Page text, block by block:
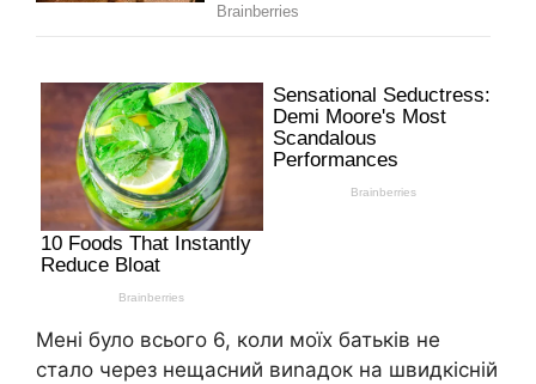
Мені було всього 6, коли моїх батьків не
стало через нещасний виnадок на швидкісній